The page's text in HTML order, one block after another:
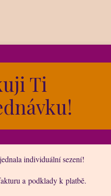
Ti
individuální sezení!
a podklady k platbě.